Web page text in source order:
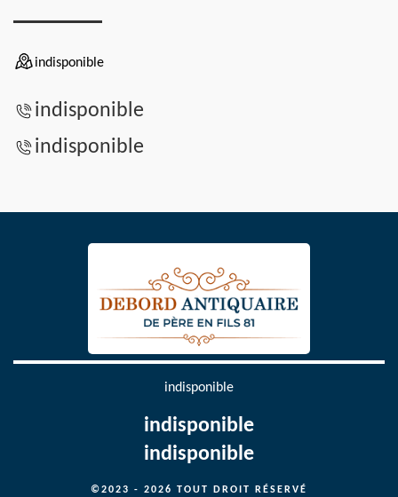
indisponible
indisponible
indisponible
indisponible
indisponible
indisponible
©2023 - 2026 TOUT DROIT RÉSERVÉ